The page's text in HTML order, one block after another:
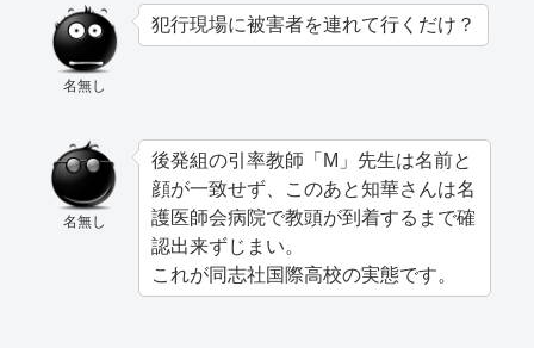
名無し
犯行現場に被害者を連れて行くだけ？
名無し
後発組の引率教師「M」先生は名前と
顔が一致せず、このあと知華さんは名
護医師会病院で教頭が到着するまで確
認出来ずじまい。
これが同志社国際高校の実態です。